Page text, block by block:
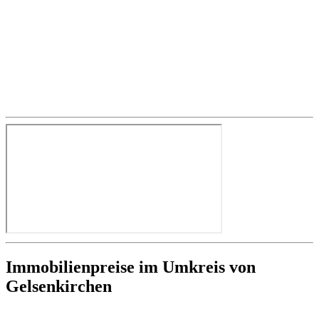
Immobilienpreise im Umkreis von
Gelsenkirchen